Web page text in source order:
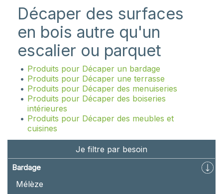
Je filtre par besoin
Bardage
Mélèze
Décaper des surfaces
en bois autre qu'un
escalier ou parquet
Produits pour Décaper un bardage
Produits pour Décaper une terrasse
Produits pour Décaper des menuiseries
Produits pour Décaper des boiseries
intérieures
Produits pour Décaper des meubles et
cuisines